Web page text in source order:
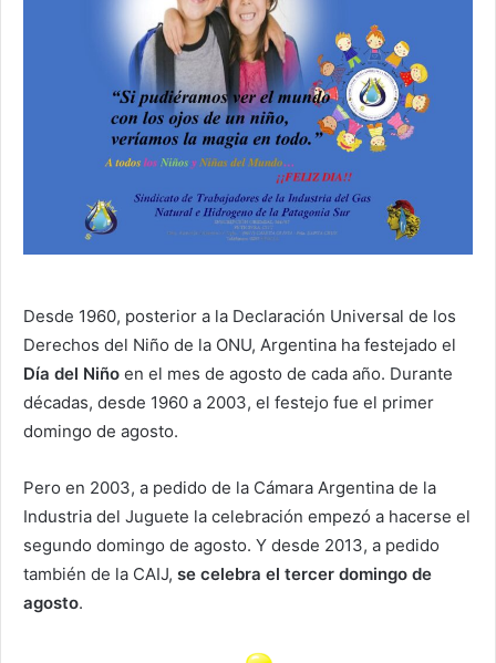
Desde 1960, posterior a la Declaración Universal de los
Derechos del Niño de la ONU, Argentina ha festejado el
Día del Niño en el mes de agosto de cada año. Durante
décadas, desde 1960 a 2003, el festejo fue el primer
domingo de agosto.
Pero en 2003, a pedido de la Cámara Argentina de la
Industria del Juguete la celebración empezó a hacerse el
segundo domingo de agosto. Y desde 2013, a pedido
también de la CAIJ, se celebra el tercer domingo de
agosto.